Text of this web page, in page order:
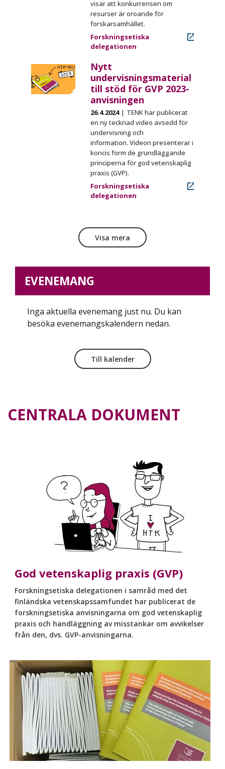
visar att konkurrensen om
resurser är oroande för
forskarsamhället.
Forskningsetiska
delegationen
Nytt
undervisningsmaterial
till stöd för GVP 2023-
anvisningen
26.4.2024
TENK har publicerat
en ny tecknad video avsedd för
undervisning och
information. Videon presenterar i
koncis form de grundläggande
principerna för god vetenskaplig
praxis (GVP).
Forskningsetiska
delegationen
Visa mera
EVENEMANG
Inga aktuella evenemang just nu. Du kan
besöka evenemangskalendern nedan.
Till kalender
CENTRALA DOKUMENT
God vetenskaplig praxis (GVP)
Forskningsetiska delegationen i samråd med det
finländska vetenskapssamfundet har publicerat de
forskningsetiska anvisningarna om god vetenskaplig
praxis och handläggning av misstankar om avvikelser
från den, dvs. GVP-anvisningarna.